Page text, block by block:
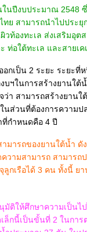
ปีงบประมาณ 2548
ย สามารถนำไปประ
ท้องทะเล ส่งเสริมอุต
ท่อใต้ทะเล และสายเค
กเป็น 2 ระยะ ระยะ
ฯในการสร้างยานใต้
า สามารถสร้างยาน
ส่วนที่ต้องการความป
ที่กำหนดคือ 4 ปี
ารถของยานใต้น้ำ ดั
ามสามารถ สามารถ
เรือได้ 3 คน ทั้งนี้ ยา
ติให้ศึกษาความเป็นไ
ล็กนี้เป็นขั้นที่ 2 ในกา